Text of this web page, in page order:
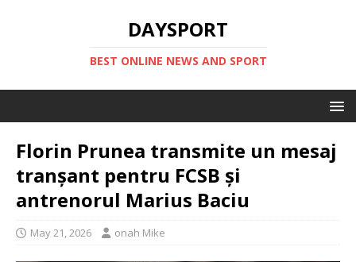
DAYSPORT
BEST ONLINE NEWS AND SPORT
Florin Prunea transmite un mesaj
tranșant pentru FCSB și
antrenorul Marius Baciu
May 21, 2026 onah Mike